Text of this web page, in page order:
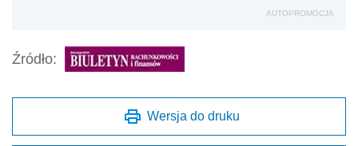
AUTOPROMOCJA
Źródło:
Wersja do druku